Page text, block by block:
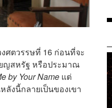
ศตวรรษที่ 16 ก่อนที่จะ
ญสหรัฐ หรือประมาณ
by Your Name แต่
งนี้กลายเป็นของเขา